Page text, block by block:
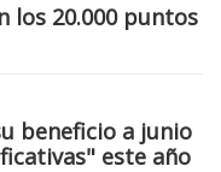
los 20.000 puntos
beneficio a junio
este año